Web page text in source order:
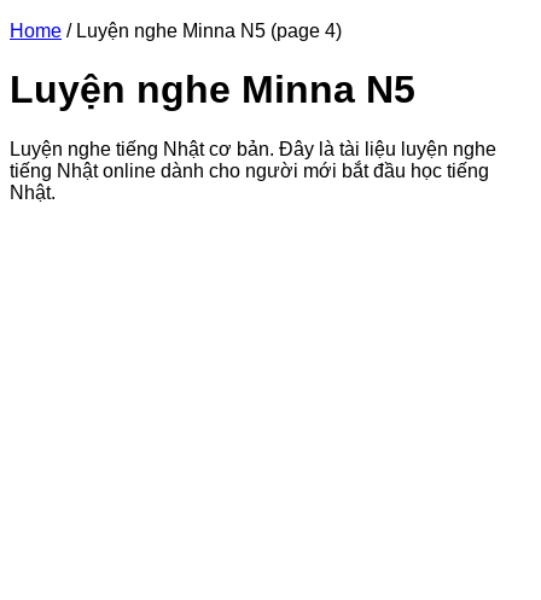
Home / Luyện nghe Minna N5 (page 4)
Luyện nghe Minna N5
Luyện nghe tiếng Nhật cơ bản. Đây là tài liệu luyện nghe
tiếng Nhật online dành cho người mới bắt đầu học tiếng
Nhật.